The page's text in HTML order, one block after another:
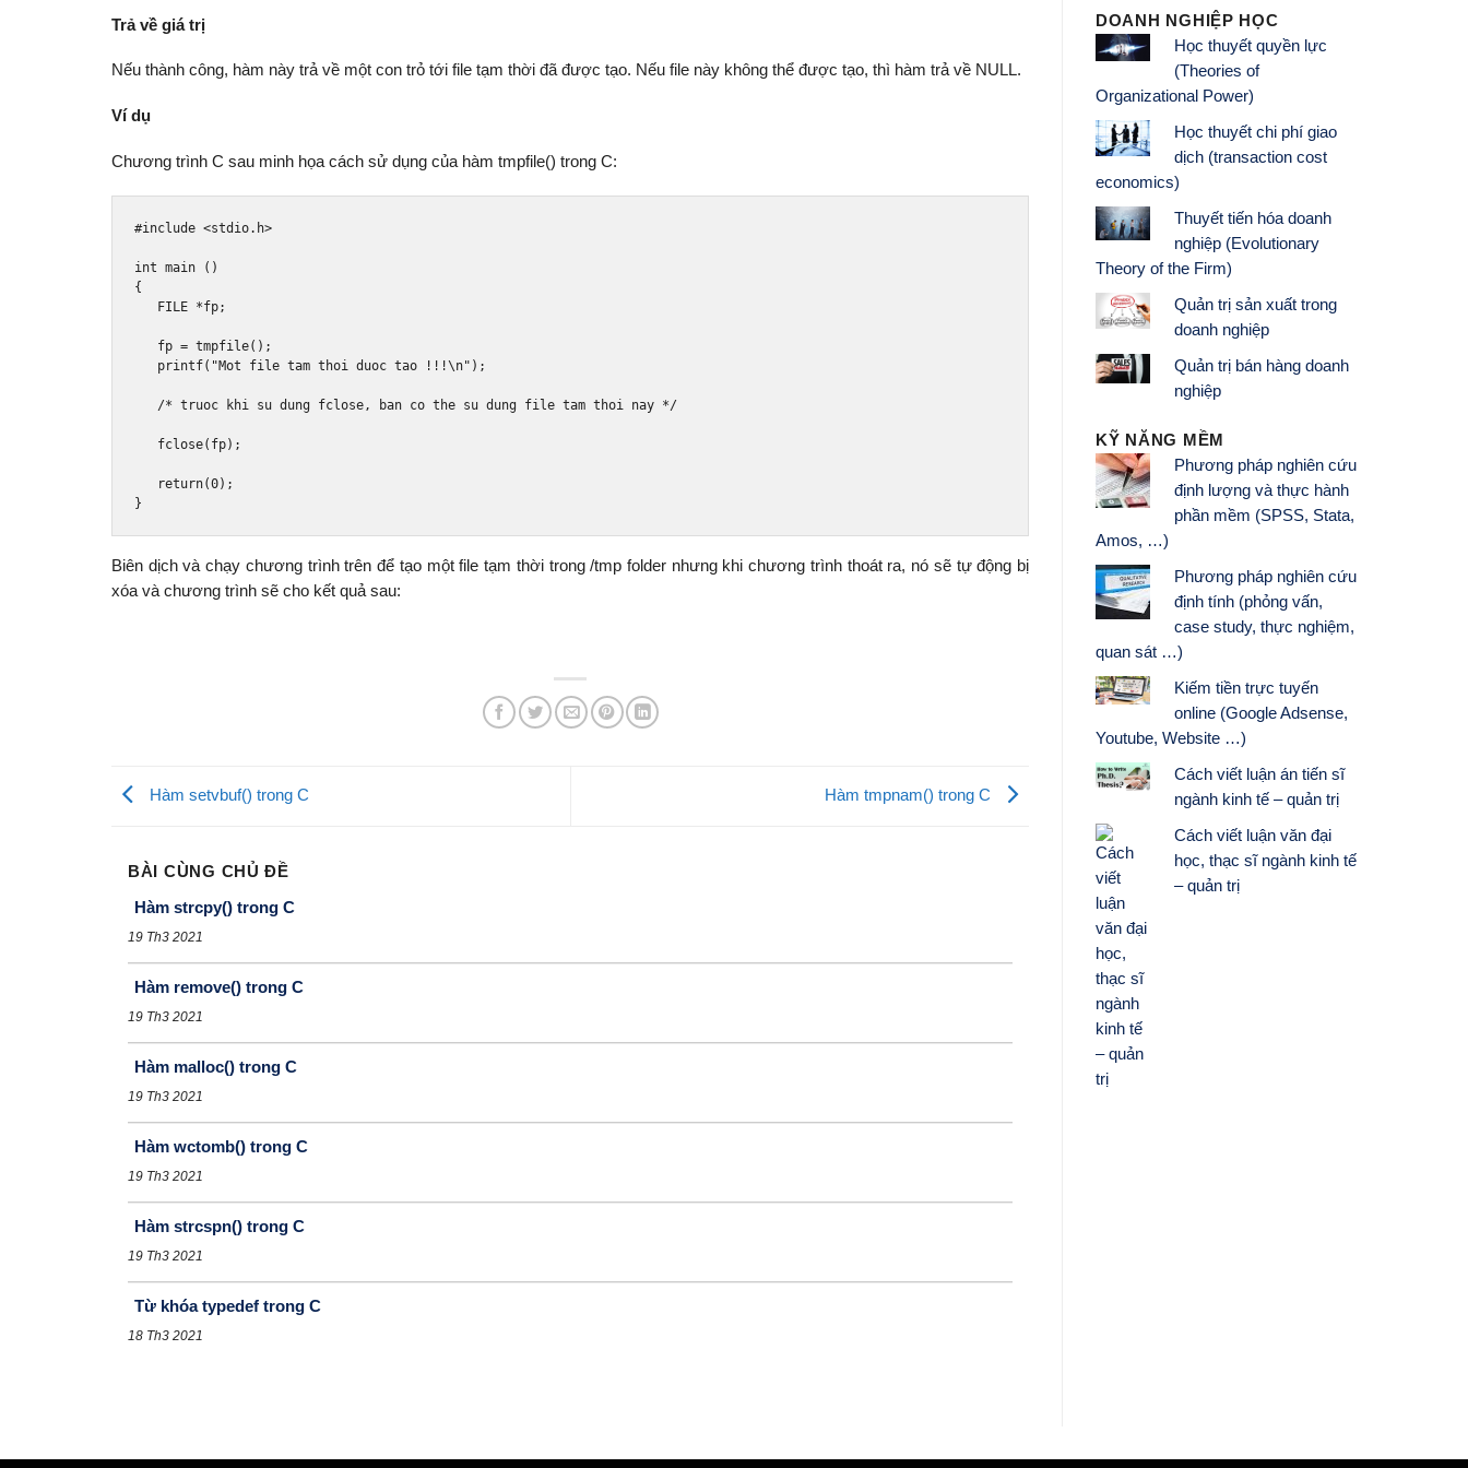
Trả về giá trị
Nếu thành công, hàm này trả về một con trỏ tới file tạm thời đã được tạo. Nếu file này không thể được tạo, thì hàm trả về NULL.
Ví dụ
Chương trình C sau minh họa cách sử dụng của hàm tmpfile() trong C:
#include <stdio.h>
int main
()
{
   FILE
*fp;
   fp
= tmpfile();
   printf
( "Mot file tam thoi duoc tao !!!\n" );
/* truoc khi su dung fclose, ban co the su dung file tam thoi nay */
   fclose
( fp);
return(0);
}
Biên dịch và chạy chương trình trên để tạo một file tạm thời trong /tmp folder nhưng khi chương trình thoát ra, nó sẽ tự động bị
xóa và chương trình sẽ cho kết quả sau:
Hàm setvbuf() trong C Hàm tmpnam() trong C
BÀI CÙNG CHỦ ĐỀ
Hàm strcpy() trong C
19 Th3 2021
Hàm remove() trong C
19 Th3 2021
Hàm malloc() trong C
19 Th3 2021
Hàm wctomb() trong C
19 Th3 2021
Hàm strcspn() trong C
19 Th3 2021
Từ khóa typedef trong C
18 Th3 2021
DOANH NGHIỆP HỌC
Học thuyết quyền lực
(Theories of
Organizational Power)
Học thuyết chi phí giao
dịch (transaction cost
economics)
Thuyết tiến hóa doanh
nghiệp (Evolutionary
Theory of the Firm)
Quản trị sản xuất trong
doanh nghiệp
Quản trị bán hàng doanh
nghiệp
KỸ NĂNG MỀM
Phương pháp nghiên cứu
định lượng và thực hành
phần mềm (SPSS, Stata,
Amos, …)
Phương pháp nghiên cứu
định tính (phỏng vấn,
case study, thực nghiệm,
quan sát …)
Kiếm tiền trực tuyến
online (Google Adsense,
Youtube, Website …)
Cách viết luận án tiến sĩ
ngành kinh tế – quản trị
Cách viết luận văn đại
học, thạc sĩ ngành kinh tế
– quản trị